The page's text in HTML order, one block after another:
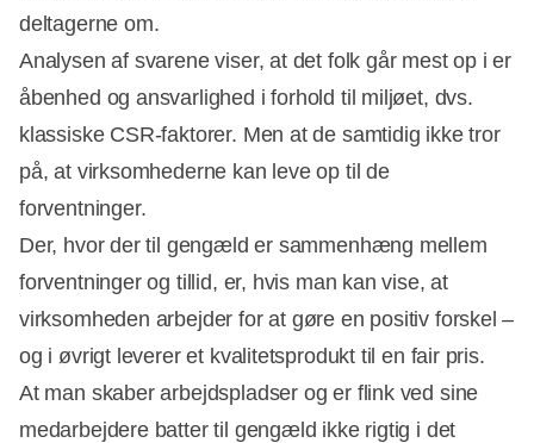
deltagerne om.
Analysen af svarene viser, at det folk går mest op i er
åbenhed og ansvarlighed i forhold til miljøet, dvs.
klassiske CSR-faktorer. Men at de samtidig ikke tror
på, at virksomhederne kan leve op til de
forventninger.
Der, hvor der til gengæld er sammenhæng mellem
forventninger og tillid, er, hvis man kan vise, at
virksomheden arbejder for at gøre en positiv forskel –
og i øvrigt leverer et kvalitetsprodukt til en fair pris.
At man skaber arbejdspladser og er flink ved sine
medarbejdere batter til gengæld ikke rigtig i det